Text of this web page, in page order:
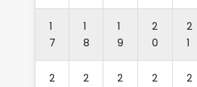
1
7
1
8
1
9
2
0
2
1
2
2
2
2
2